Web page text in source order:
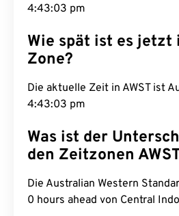
4:43:04 pm
Wie spät ist es jetzt
Zone?
Die aktuelle Zeit in AWST ist
4:43:04 pm
Was ist der
den Zeitzonen
Die Australian Western
0 hours ahead von Central